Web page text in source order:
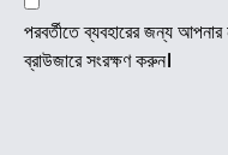
পরবর্তীতে ব্যবহারের জন্য
ব্রাউজারে সংরক্ষণ করুন।